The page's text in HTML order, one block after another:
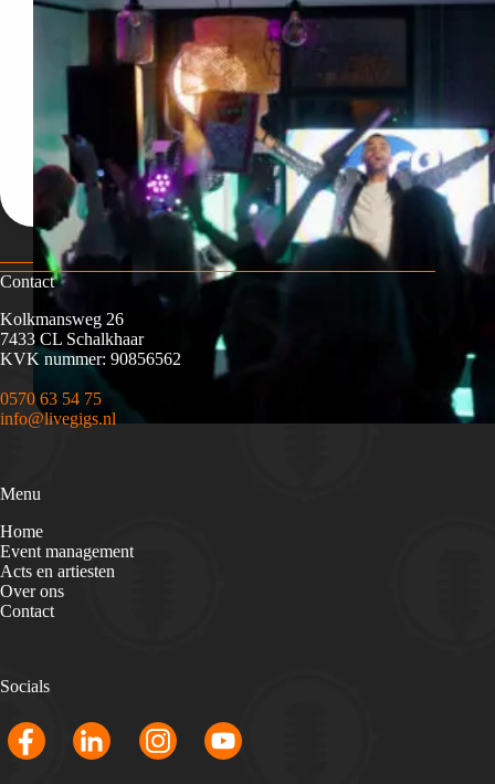
Contact
Kolkmansweg 26
7433 CL Schalkhaar
KVK nummer: 90856562
0570 63 54 75
info@livegigs.nl
Menu
Home
Event management
Acts en artiesten
Over ons
Contact
Socials